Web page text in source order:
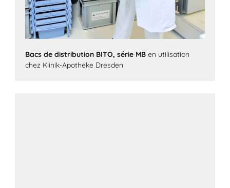
Bacs de distribution BITO, série MB en utilisation
chez Klinik-Apotheke Dresden